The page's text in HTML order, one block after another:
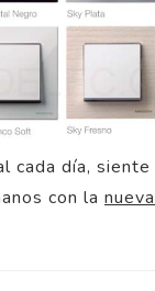
cada día,
con la